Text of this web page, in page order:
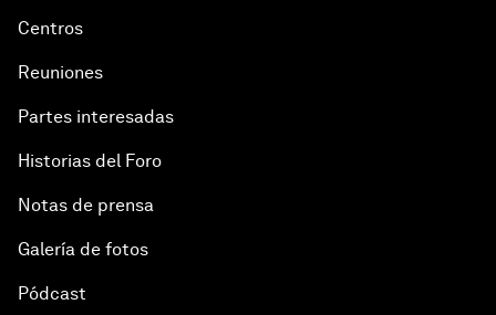
Centros
Reuniones
Partes interesadas
Historias del Foro
Notas de prensa
Galería de fotos
Pódcast